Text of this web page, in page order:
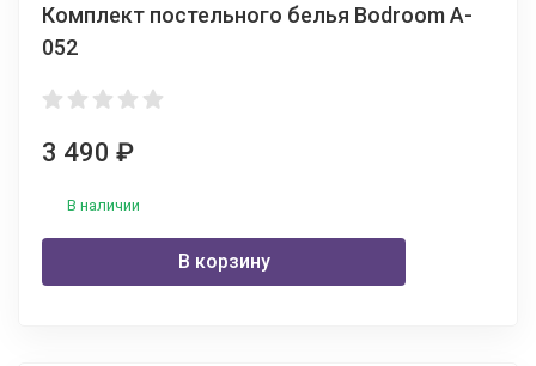
Комплект постельного белья Bodroom A-
052
3 490 ₽
В наличии
В корзину